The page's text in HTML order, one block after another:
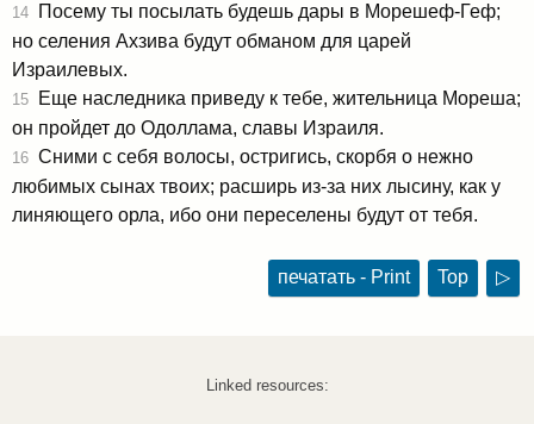
14 Посему ты посылать будешь дары в Морешеф-Геф;
но селения Ахзива будут обманом для царей
Израилевых.
15 Еще наследника приведу к тебе, жительница Мореша;
он пройдет до Одоллама, славы Израиля.
16 Сними с себя волосы, остригись, скорбя о нежно
любимых сынах твоих; расширь из-за них лысину, как у
линяющего орла, ибо они переселены будут от тебя.
печатать - Print Top ▷
Linked resources: